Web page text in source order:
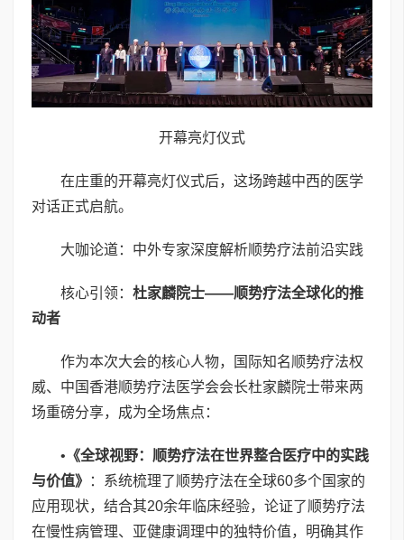
开幕亮灯仪式
在庄重的开幕亮灯仪式后，这场跨越中西的医学
对话正式启航。
大咖论道：中外专家深度解析顺势疗法前沿实践
核心引领： 杜家麟院士——顺势疗法全球化的推
动者
作为本次大会的核心人物，国际知名顺势疗法权
威、中国香港顺势疗法医学会会长杜家麟院士带来两
场重磅分享，成为全场焦点：
• 《全球视野：顺势疗法在世界整合医疗中的实践
与价值》
：系统梳理了顺势疗法在全球60多个国家的
应用现状，结合其20余年临床经验，论证了顺势疗法
在慢性病管理、亚健康调理中的独特价值，明确其作